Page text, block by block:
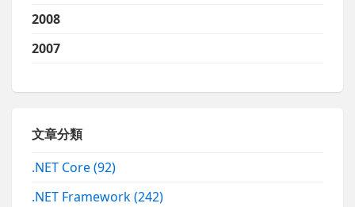
2008
2007
文章分類
.NET Core(92)
.NET Framework(242)